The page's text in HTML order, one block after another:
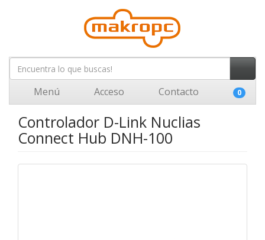
Menú Acceso Contacto 0
Controlador D-Link Nuclias
Connect Hub DNH-100